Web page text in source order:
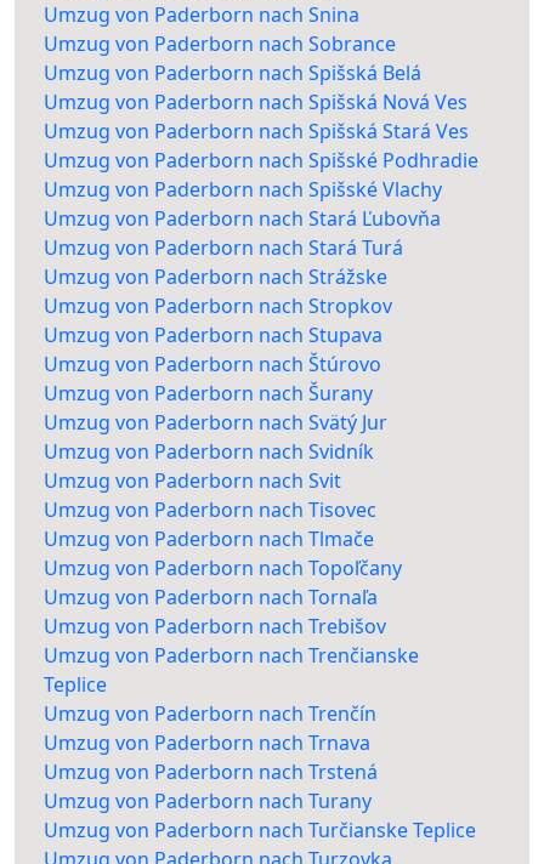
Umzug von Paderborn nach Snina
Umzug von Paderborn nach Sobrance
Umzug von Paderborn nach Spišská Belá
Umzug von Paderborn nach Spišská Nová Ves
Umzug von Paderborn nach Spišská Stará Ves
Umzug von Paderborn nach Spišské Podhradie
Umzug von Paderborn nach Spišské Vlachy
Umzug von Paderborn nach Stará Ľubovňa
Umzug von Paderborn nach Stará Turá
Umzug von Paderborn nach Strážske
Umzug von Paderborn nach Stropkov
Umzug von Paderborn nach Stupava
Umzug von Paderborn nach Štúrovo
Umzug von Paderborn nach Šurany
Umzug von Paderborn nach Svätý Jur
Umzug von Paderborn nach Svidník
Umzug von Paderborn nach Svit
Umzug von Paderborn nach Tisovec
Umzug von Paderborn nach Tlmače
Umzug von Paderborn nach Topoľčany
Umzug von Paderborn nach Tornaľa
Umzug von Paderborn nach Trebišov
Umzug von Paderborn nach Trenčianske
Teplice
Umzug von Paderborn nach Trenčín
Umzug von Paderborn nach Trnava
Umzug von Paderborn nach Trstená
Umzug von Paderborn nach Turany
Umzug von Paderborn nach Turčianske Teplice